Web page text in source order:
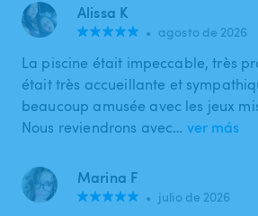
Alissa K
• agosto de 2026
La piscine était impeccable, très
était très accueillante et
beaucoup amusée avec les jeux
Nous reviendrons avec… ver más
Marina F
• julio de 2026